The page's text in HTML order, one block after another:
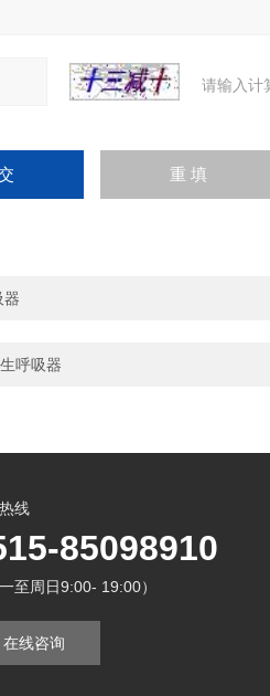
请输入计
器
呼吸器
线
85098910
一至周日9:00- 19:00）
在线咨询